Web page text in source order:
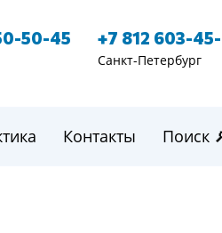
50-45 +7 812 603-
Санкт-Петербург
Контакты Поиск